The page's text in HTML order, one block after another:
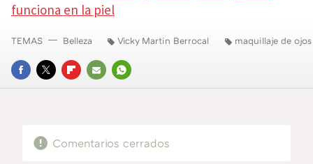
funciona en la piel
FACEBOOK
TWITTERFLIPBOARD
E-
WHATSAPP
TEMAS Belleza Vicky Martin Berrocal maquillaje de ojos
Comentarios cerrados